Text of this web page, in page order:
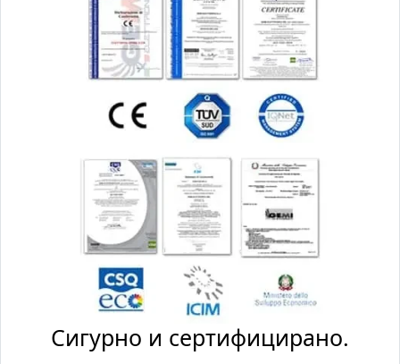
Сигурно и сертифицирано.